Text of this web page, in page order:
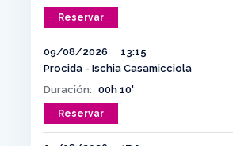
Reservar
09/08/2026
13:15
Procida - Ischia Casamicciola
Duración: 00h 10'
Reservar